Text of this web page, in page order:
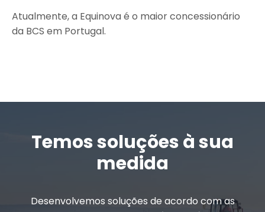
Atualmente, a Equinova é o maior concessionário
da BCS em Portugal.
Temos soluções à sua
medida
Desenvolvemos soluções de acordo com as